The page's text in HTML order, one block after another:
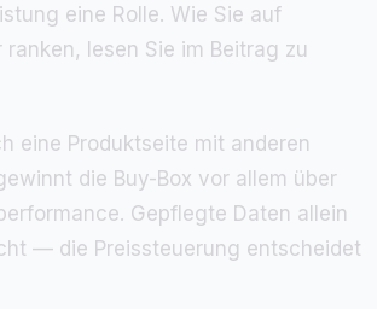
eine Rolle. Wie Sie auf
ranken, lesen Sie im Beitrag zu
eine Produktseite mit anderen
die Buy-Box vor allem über
Gepflegte Daten allein
— die Preissteuerung entscheidet